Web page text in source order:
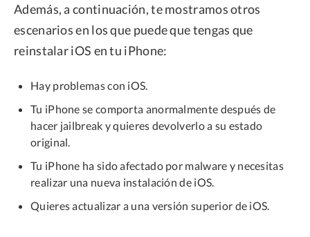
Además, a continuación, te mostramos otros
escenarios en los que puede que tengas que
reinstalar iOS en tu iPhone:
Hay problemas con iOS.
Tu iPhone se comporta anormalmente después de
hacer jailbreak y quieres devolverlo a su estado
original.
Tu iPhone ha sido afectado por malware y necesitas
realizar una nueva instalación de iOS.
Quieres actualizar a una versión superior de iOS.